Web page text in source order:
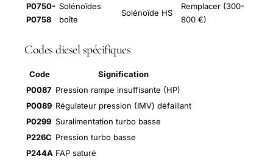
P0750-
P0758
Solénoïdes
boîte
Solénoïde HS
Remplacer (300-
800 €)
Codes diesel spécifiques
Code
Signification
P0087 Pression rampe insuffisante (HP)
P0089 Régulateur pression (IMV) défaillant
P0299 Suralimentation turbo basse
P226C Pression turbo basse
P244A FAP saturé